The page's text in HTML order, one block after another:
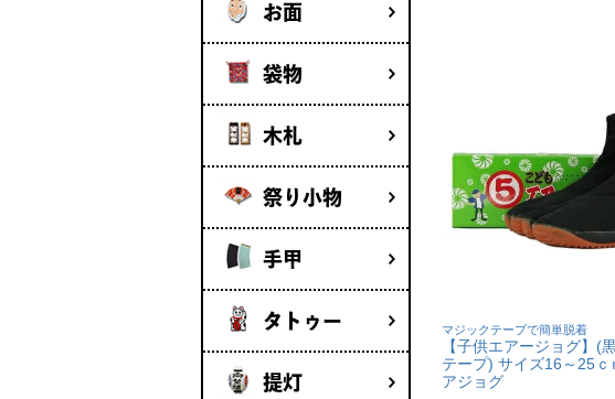
お面
袋物
木札
祭り小物
手甲
タトゥー
提灯
マジックテープで簡単脱着
【子供エアージョグ】
テープ) サイズ16～25ｃ
アジョグ